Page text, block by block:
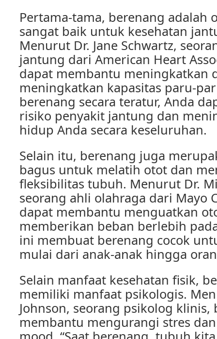
Pertama-tama, berenang adalah
sangat baik untuk kesehatan
Menurut Dr. Jane Schwartz,
jantung dari American Heart
dapat membantu meningkatkan
meningkatkan kapasitas paru-
berenang secara teratur, Anda
risiko penyakit jantung dan
hidup Anda secara keseluruhan.
Selain itu, berenang juga
bagus untuk melatih otot dan
fleksibilitas tubuh. Menurut Dr.
seorang ahli olahraga dari Mayo
dapat membantu menguatkan
memberikan beban berlebih
ini membuat berenang cocok
mulai dari anak-anak hingga
Selain manfaat kesehatan fisik,
memiliki manfaat psikologis.
Johnson, seorang psikolog klinis,
membantu mengurangi stres